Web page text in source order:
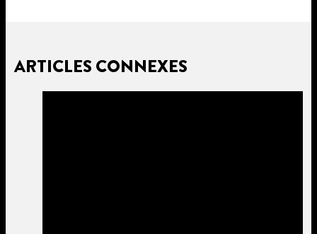
ARTICLES CONNEXES